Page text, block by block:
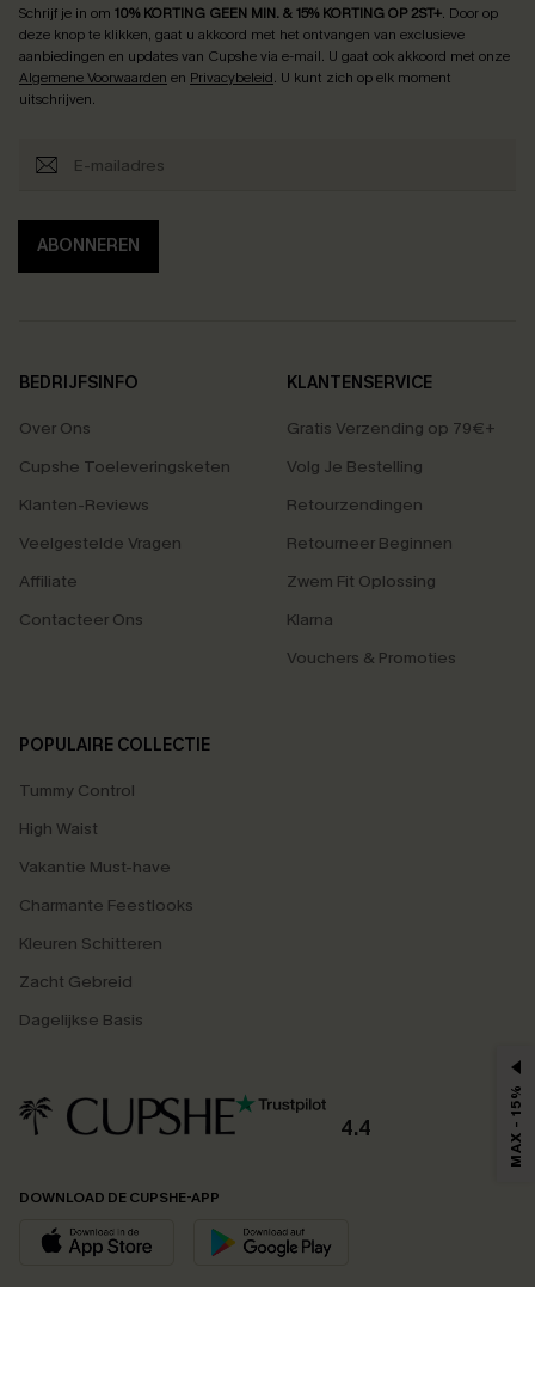
Schrijf je in om 10% KORTING GEEN MIN. & 15% KORTING OP 2ST+. Door op
deze knop te klikken, gaat u akkoord met het ontvangen van exclusieve
aanbiedingen en updates van Cupshe via e-mail. U gaat ook akkoord met onze
Algemene Voorwaarden en Privacybeleid. U kunt zich op elk moment
uitschrijven.
ABONNEREN
BEDRIJFSINFO
Over Ons
Cupshe Toeleveringsketen
Klanten-Reviews
Veelgestelde Vragen
Affiliate
Contacteer Ons
KLANTENSERVICE
Gratis Verzending op 79€+
Volg Je Bestelling
Retourzendingen
Retourneer Beginnen
Zwem Fit Oplossing
Klarna
Vouchers & Promoties
POPULAIRE COLLECTIE
Tummy Control
High Waist
Vakantie Must-have
Charmante Feestlooks
Kleuren Schitteren
Zacht Gebreid
Dagelijkse Basis
4.4
DOWNLOAD DE CUPSHE-APP
MAX - 15%